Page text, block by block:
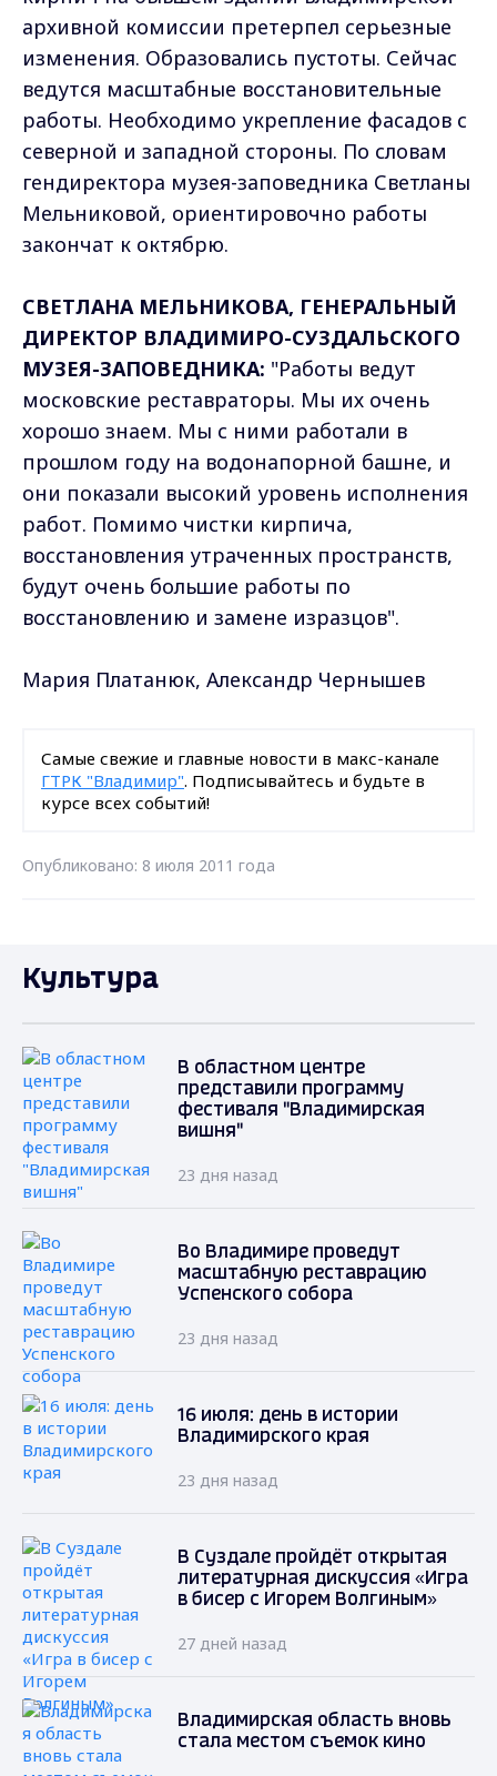
архивной комиссии претерпел серьезные
изменения. Образовались пустоты. Сейчас
ведутся масштабные восстановительные
работы. Необходимо укрепление фасадов с
северной и западной стороны. По словам
гендиректора музея-заповедника Светланы
Мельниковой, ориентировочно работы
закончат к октябрю.
СВЕТЛАНА МЕЛЬНИКОВА, ГЕНЕРАЛЬНЫЙ
ДИРЕКТОР ВЛАДИМИРО-СУЗДАЛЬСКОГО
МУЗЕЯ-ЗАПОВЕДНИКА: "Работы ведут
московские реставраторы. Мы их очень
хорошо знаем. Мы с ними работали в
прошлом году на водонапорной башне, и
они показали высокий уровень исполнения
работ. Помимо чистки кирпича,
восстановления утраченных пространств,
будут очень большие работы по
восстановлению и замене изразцов".
Мария Платанюк, Александр Чернышев
Самые свежие и главные новости в макс-канале
ГТРК "Владимир". Подписывайтесь и будьте в
курсе всех событий!
Опубликовано: 8 июля 2011 года
Культура
В областном центре
представили программу
фестиваля "Владимирская
вишня"
23 дня назад
Во Владимире проведут
масштабную реставрацию
Успенского собора
23 дня назад
16 июля: день в истории
Владимирского края
23 дня назад
В Суздале пройдёт открытая
литературная дискуссия «Игра
в бисер с Игорем Волгиным»
27 дней назад
Владимирская область вновь
стала местом съемок кино